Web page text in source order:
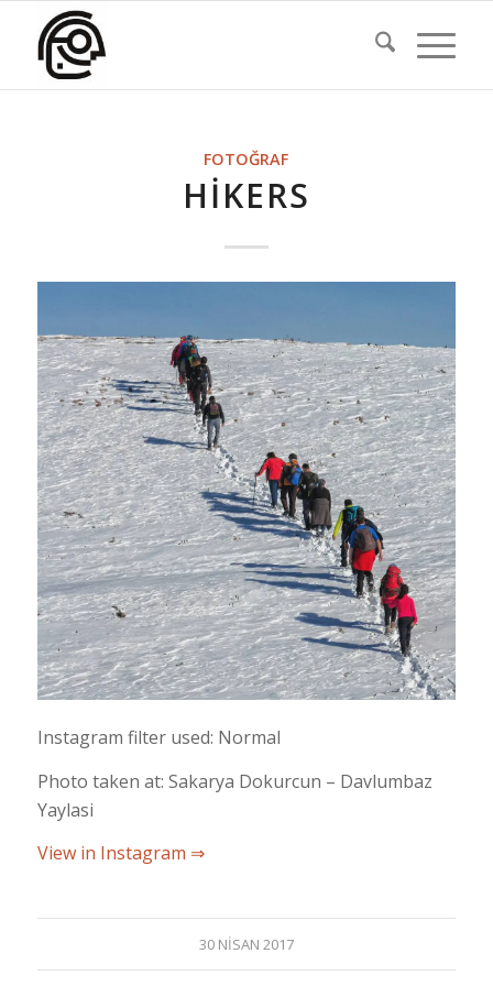
FOTOĞRAF
HIKERS
Instagram filter used: Normal
Photo taken at: Sakarya Dokurcun – Davlumbaz
Yaylasi
View in Instagram ⇒
30 NISAN 2017